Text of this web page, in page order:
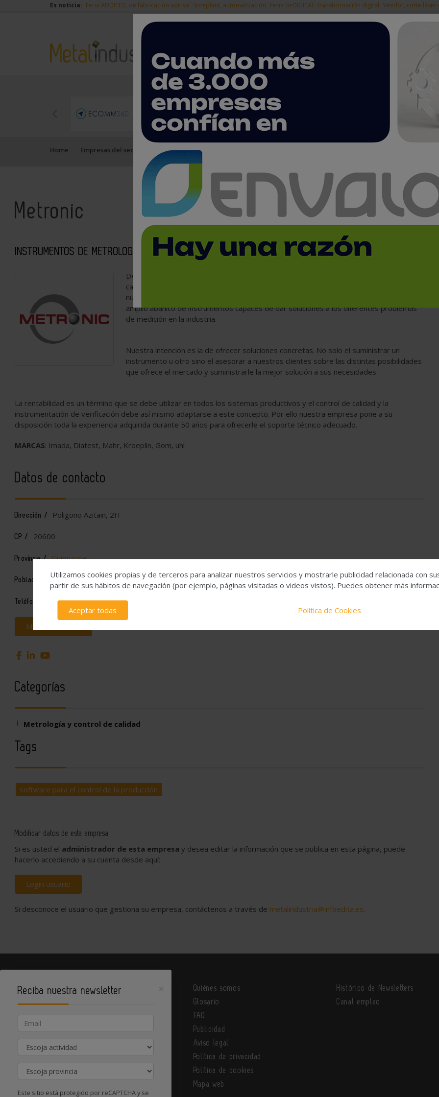
Es noticia: Feria ADDITED, de fabricación aditiva Sisteplant, automatización Feria BeDIGITAL: transformación digital Veedor, corte láser
|
NOTICIAS PRODUCTOS EMPRESAS
Home Empresas del sector del metal Metronic
Metronic
INSTRUMENTOS DE METROLOGÍA Y CONTROL DE CALIDAD - DIGITALIZADO 3D
Desde 1.967
calidad a los sectores más diversos del mercado. Este contacto permanente con
nuestros clientes nos ha permitido ir incorporando a nuestra gama de productos un
amplio abanico de instrumentos capaces de dar soluciones a los diferentes problemas
de medición en la industria.
Nuestra intención es la de ofrecer soluciones concretas. No solo el suministrar un
instrumento u otro sino el asesorar a nuestros clientes sobre las distintas posibilidades
que ofrece el mercado y suministrarle la mejor solución a sus necesidades.
La rentabilidad es un término que se debe utilizar en todos los sistemas productivos y el control de calidad y la
instrumentación de verificación debe así mismo adaptarse a este concepto. Por ello nuestra empresa pone a su
disposición toda la experiencia adquirida durante 50 años para ofrecerle el soporte técnico adecuado.
MARCAS: Imada, Diatest, Mahr, Kroeplin, Gom, uhl
Datos de contacto
Dirección / Poligono Azitain, 2H
CP / 20600
Provincia / Guipuzcoa
Población / EIBAR
Teléfono / 943121400
Más información
Categorías
Metrología y control de calidad
Tags
software para el control de la producción
Modificar datos de esta empresa
Si es usted el administrador de esta empresa y desea editar la información que se publica en esta página, puede
hacerlo accediendo a su cuenta desde aquí:
Login usuario
Si desconoce el usuario que gestiona su empresa, contáctenos a través de metalindustria@infoedita.es.
Contacte con nosotros
Quiénes somos
Glosario
FAQ
Publicidad
Aviso legal
Política de privacidad
Política de cookies
Mapa web
Histórico de Newsletters
Canal empleo
Utilizamos cookies propias y de terceros para analizar nuestros servicios y mostrarle publicidad relacionada con
partir de sus hábitos de navegación (por ejemplo, páginas visitadas o videos vistos). Puedes obtener más
Aceptar todas Política de Cookies
Reciba nuestra newsletter
Email
Actividad
Provincia
Este sitio está protegido por reCAPTCHA y se